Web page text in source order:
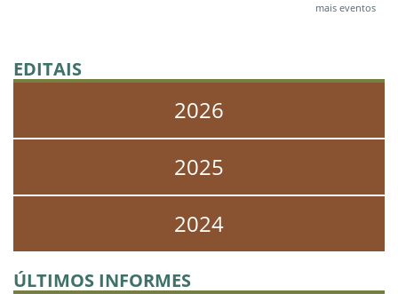
mais eventos
EDITAIS
2026
2025
2024
ÚLTIMOS INFORMES